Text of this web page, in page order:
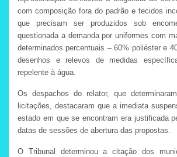
com composição fora do padrão e tecidos
que precisam ser produzidos sob
questionada a demanda por uniformes com
determinados percentuais – 60% poliéster e
desenhos e relevos de medidas
repelente à água.
Os despachos do relator, que
licitações, destacaram que a imediata
estado em que se encontram era justificada
datas de sessões de abertura das propostas.
O Tribunal determinou a citação dos